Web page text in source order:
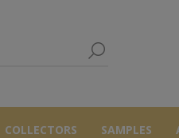
COLLECTORS SAMPLES